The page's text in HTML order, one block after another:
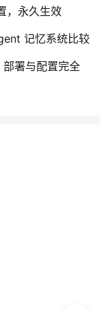
，永久生效
记忆系统比较
署与配置完全